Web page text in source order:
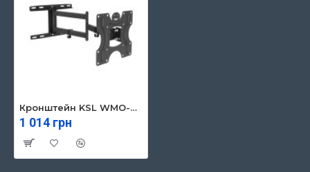
Кронштейн KSL WMO-4325T
1 014 грн